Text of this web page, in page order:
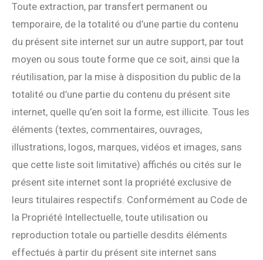
Toute extraction, par transfert permanent ou
temporaire, de la totalité ou d’une partie du contenu
du présent site internet sur un autre support, par tout
moyen ou sous toute forme que ce soit, ainsi que la
réutilisation, par la mise à disposition du public de la
totalité ou d’une partie du contenu du présent site
internet, quelle qu’en soit la forme, est illicite. Tous les
éléments (textes, commentaires, ouvrages,
illustrations, logos, marques, vidéos et images, sans
que cette liste soit limitative) affichés ou cités sur le
présent site internet sont la propriété exclusive de
leurs titulaires respectifs. Conformément au Code de
la Propriété Intellectuelle, toute utilisation ou
reproduction totale ou partielle desdits éléments
effectués à partir du présent site internet sans